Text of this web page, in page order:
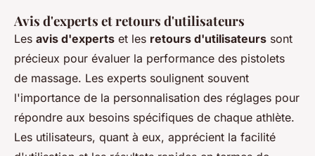
Avis d'experts et retours d'utilisateurs
Les avis d'experts et les retours d'utilisateurs sont
précieux pour évaluer la performance des pistolets
de massage. Les experts soulignent souvent
l'importance de la personnalisation des réglages pour
répondre aux besoins spécifiques de chaque athlète.
Les utilisateurs, quant à eux, apprécient la facilité